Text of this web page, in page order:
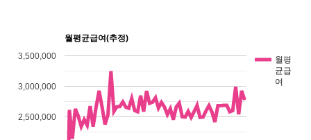
월평균급여(추정)
월평
균급
여
2,500,000
3,000,000
3,500,000